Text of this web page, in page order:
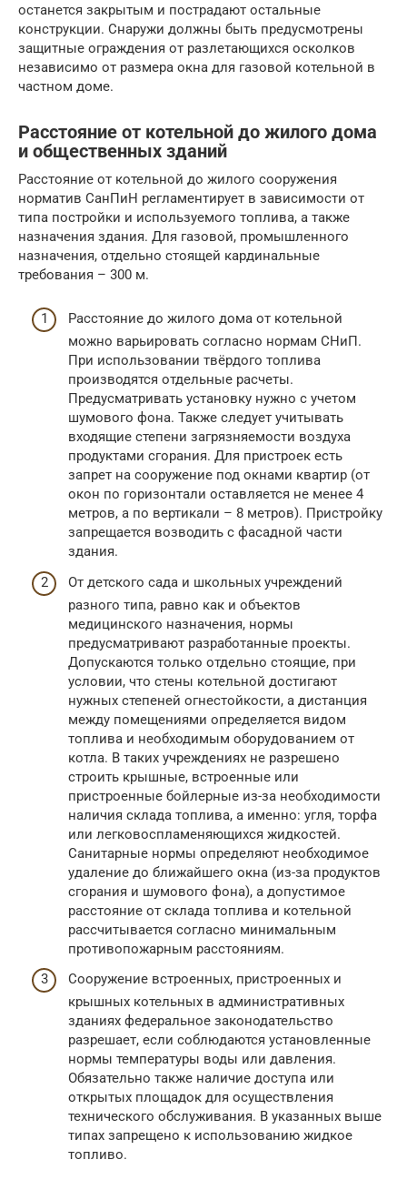
останется закрытым и пострадают остальные
конструкции. Снаружи должны быть предусмотрены
защитные ограждения от разлетающихся осколков
независимо от размера окна для газовой котельной в
частном доме.
Расстояние от котельной до жилого дома
и общественных зданий
Расстояние от котельной до жилого сооружения
норматив СанПиН регламентирует в зависимости от
типа постройки и используемого топлива, а также
назначения здания. Для газовой, промышленного
назначения, отдельно стоящей кардинальные
требования – 300 м.
Расстояние до жилого дома от котельной
можно варьировать согласно нормам СНиП.
При использовании твёрдого топлива
производятся отдельные расчеты.
Предусматривать установку нужно с учетом
шумового фона. Также следует учитывать
входящие степени загрязняемости воздуха
продуктами сгорания. Для пристроек есть
запрет на сооружение под окнами квартир (от
окон по горизонтали оставляется не менее 4
метров, а по вертикали – 8 метров). Пристройку
запрещается возводить с фасадной части
здания.
От детского сада и школьных учреждений
разного типа, равно как и объектов
медицинского назначения, нормы
предусматривают разработанные проекты.
Допускаются только отдельно стоящие, при
условии, что стены котельной достигают
нужных степеней огнестойкости, а дистанция
между помещениями определяется видом
топлива и необходимым оборудованием от
котла. В таких учреждениях не разрешено
строить крышные, встроенные или
пристроенные бойлерные из-за необходимости
наличия склада топлива, а именно: угля, торфа
или легковоспламеняющихся жидкостей.
Санитарные нормы определяют необходимое
удаление до ближайшего окна (из-за продуктов
сгорания и шумового фона), а допустимое
расстояние от склада топлива и котельной
рассчитывается согласно минимальным
противопожарным расстояниям.
Сооружение встроенных, пристроенных и
крышных котельных в административных
зданиях федеральное законодательство
разрешает, если соблюдаются установленные
нормы температуры воды или давления.
Обязательно также наличие доступа или
открытых площадок для осуществления
технического обслуживания. В указанных выше
типах запрещено к использованию жидкое
топливо.